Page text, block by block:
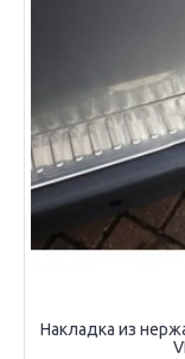
Накладка из